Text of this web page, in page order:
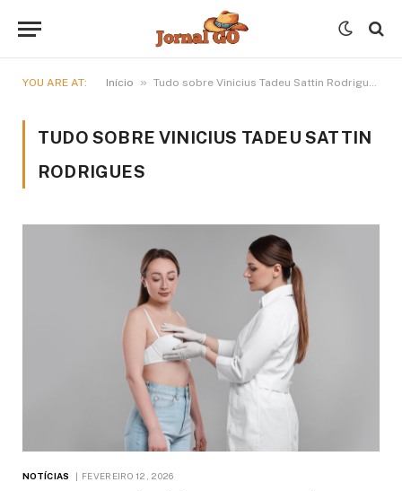
YOU ARE AT: Início » Tudo sobre Vinicius Tadeu Sattin Rodrigues
TUDO SOBRE VINICIUS TADEU SATTIN
RODRIGUES
NOTÍCIAS FEVEREIRO 12, 2026